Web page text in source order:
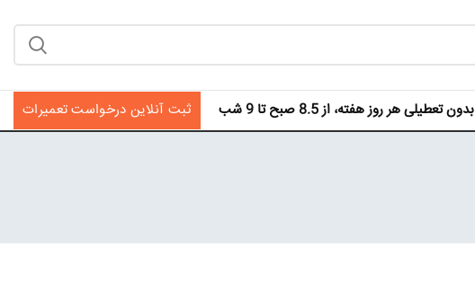
بدون تعطیلی هر روز هفته، از 8.5 صبح تا 9 شب ثبت آنلاین درخواست تعمیرات